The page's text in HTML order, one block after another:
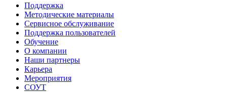
Поддержка
Методические материалы
Сервисное обслуживание
Поддержка пользователей
Обучение
О компании
Наши партнеры
Карьера
Мероприятия
СОУТ